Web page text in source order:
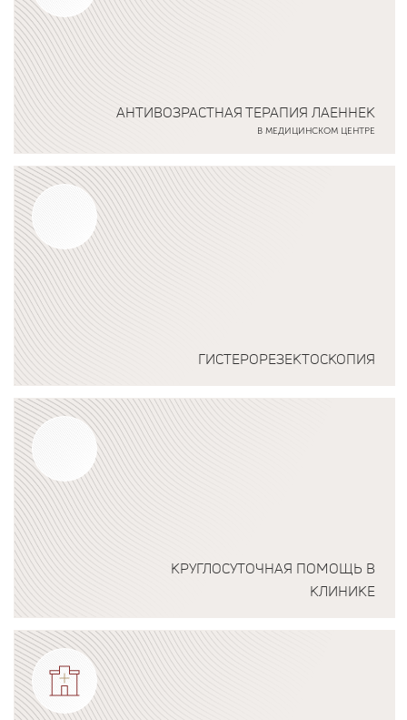
АНТИВОЗРАСТНАЯ ТЕРАПИЯ ЛАЕННЕК
В МЕДИЦИНСКОМ ЦЕНТРЕ
Подробнее о программе
ГИСТЕРОРЕЗЕКТОСКОПИЯ
Подробнее о программе
КРУГЛОСУТОЧНАЯ ПОМОЩЬ В
КЛИНИКЕ
Подробнее о программе